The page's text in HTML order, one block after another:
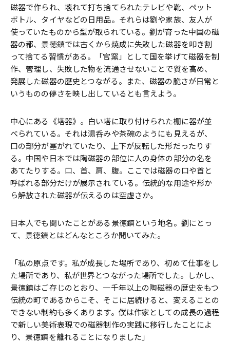
磁器で作られ、壊れて打ち捨てられたテレビや靴、ペット
ボトル、タイヤなどの日用品。それらは劉や家族、友人が
使っていたものから型が取られている。劉が育った中国の磁
器の都、景徳鎮では古くから焼成に失敗した磁器を叩き割
って捨てる習慣がある。「官窯」として国を挙げて磁器を制
作、管理し、失敗した物を流通させないことで質を高め、
発展した磁器の歴史とつながる。また、磁器の脆さが日常と
いうものの儚さを映し出しているとも言えよう。
中心にある《塔器》。白い塔に取り付けられた棚に器が並
べられている。それは湯呑みや茶碗のようにも見えるが、
口の部分が塞がれていたり、上下が反転した形だったりす
る。中国や日本では陶磁器の部位に人の身体の部分の名を
あてたりする。口、首、肩、腹。ここでは磁器の口や首と
呼ばれる部分だけが展示されている。伝統的な用途や形か
ら解放された磁器が伝えるのは空虚さか。
日本人でも聞いたことがある景徳鎮という地名。劉にとっ
て、景徳鎮とはどんなところか聞いてみた。
「私の原点です。私が成長した場所であり、初めて仕事をし
た場所であり、私が世界とつながった場所でした。しかし、
景徳鎮はご存じのとおり、一千年以上の陶磁器の歴史をもつ
伝統の町であるからこそ、そこに居続けると、変えることの
できない制約も多くあります。僕は作家としての成長の過程
で新しい美術表現での磁器制作の実践に移行したことによ
り、景徳鎮を離れることになりました」